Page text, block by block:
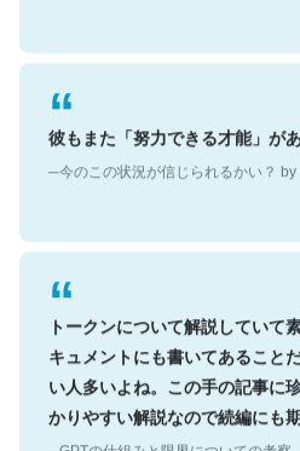
彼もまた「努力できる才能」が
─今のこの状況が信じられるかい？ by
トークンについて解説していて
キュメントにも書いてあること
い人多いよね。この手の記事に
かりやすい解説なので続編にも期
─GPTの仕組みと限界についての考察